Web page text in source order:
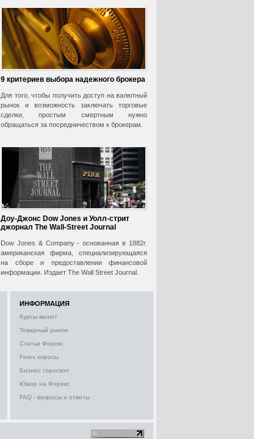
9 критериев выбора надежного брокера
Для того, чтобы получить доступ на валютный
рынок и возможность заключать торговые
сделки, простым смертным нужно
обращаться за посредничеством к брокерам.
Доу-Джонс Dow Jones и Уолл-стрит
джорнал The Wall-Street Journal
Dow Jones & Company - основанная в 1882г.
американская фирма, специализирующаяся
на сборе и предоставлении финансовой
информации. Издает The Wall Street Journal.
ИНФОРМАЦИЯ
Курсы валют
Товарный рынок
Статьи Форекс
Forex опросы
Бизнес гороскоп
Юмор на Форекс
FAQ - вопросы и ответы